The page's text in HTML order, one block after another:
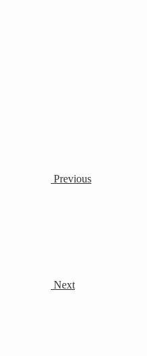
Previous
Next